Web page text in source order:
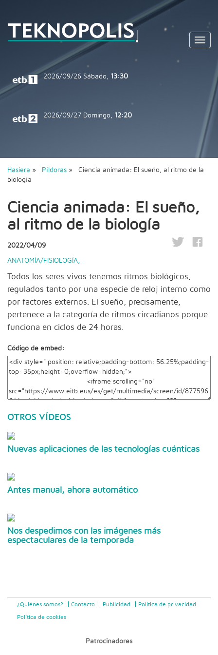
2026/09/26 Sábado, 13:30
2026/09/27 Domingo, 12:20
Hasiera » Píldoras » Ciencia animada: El sueño, al ritmo de la
biología
Ciencia animada: El sueño,
al ritmo de la biología
2022/04/09
ANATOMÍA/FISIOLOGÍA
Todos los seres vivos tenemos ritmos biológicos,
regulados tanto por una especie de reloj interno como
por factores externos. El sueño, precisamente,
pertenece a la categoría de ritmos circadianos porque
funciona en ciclos de 24 horas.
Código de embed:
OTROS VÍDEOS
Nuevas aplicaciones de las tecnologías cuánticas
Antes manual, ahora automático
Nos despedimos con las imágenes más
espectaculares de la temporada
¿Quiénes somos? Contacto Publicidad Politica de privacidad
Política de cookies
Patrocinadores